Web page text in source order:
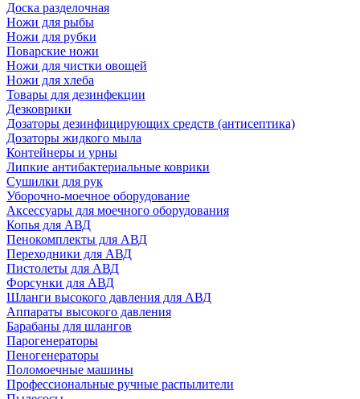
Доска разделочная
Ножи для рыбы
Ножи для рубки
Поварские ножи
Ножи для чистки овощей
Ножи для хлеба
Товары для дезинфекции
Дезковрики
Дозаторы дезинфицирующих средств (антисептика)
Дозаторы жидкого мыла
Контейнеры и урны
Липкие антибактериальные коврики
Сушилки для рук
Уборочно-моечное оборудование
Аксессуары для моечного оборудования
Копья для АВД
Пенокомплекты для АВД
Переходники для АВД
Пистолеты для АВД
Форсунки для АВД
Шланги высокого давления для АВД
Аппараты высокого давления
Барабаны для шлангов
Парогенераторы
Пеногенераторы
Поломоечные машины
Профессиональные ручные распылители